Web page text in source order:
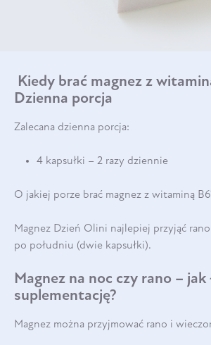
Kiedy brać magnez z
Dzienna porcja
Zalecana dzienna porcja:
4 kapsułki – 2 razy dziennie
O jakiej porze brać magnez z witaminą
Magnez Dzień Olini najlepiej przyjąć
po południu (dwie kapsułki).
Magnez na noc czy rano – jak
suplementację?
Magnez można przyjmować rano i